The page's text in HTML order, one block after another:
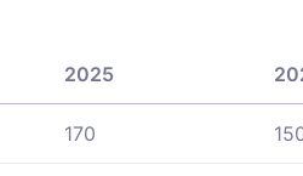
2025
170